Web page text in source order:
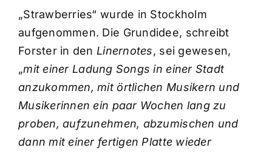
„Strawberries“ wurde in Stockholm
aufgenommen. Die Grundidee, schreibt
Forster in den Linernotes, sei gewesen,
„mit einer Ladung Songs in einer Stadt
anzukommen, mit örtlichen Musikern und
Musikerinnen ein paar Wochen lang zu
proben, aufzunehmen, abzumischen und
dann mit einer fertigen Platte wieder